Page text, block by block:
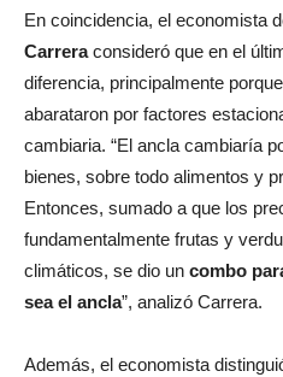
En coincidencia, el economista
Carreraconsideró que en el
diferencia, principalmente
abarataron por factores
cambiaria. “El ancla cambiaría
bienes, sobre todo alimentos y
Entonces, sumado a que los
fundamentalmente frutas y
climáticos, se dio un combo
sea el ancla”, analizó Carrera.
Además, el economista